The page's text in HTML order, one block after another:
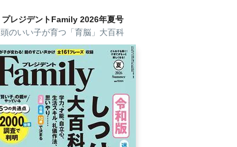
プレジデントFamily 2026年夏号
頭のいい子が育つ「育脳」大百科